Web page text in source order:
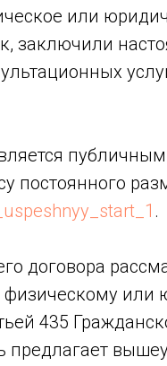
или
заключили
постоянного
.
договора
или
435
предлагает